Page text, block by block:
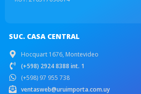
SUC. CASA CENTRAL
Hocquart 1676, Montevideo
(+598) 2924 8388 int. 1
(+598) 97 955 738
ventasweb@uruimporta.com.uy